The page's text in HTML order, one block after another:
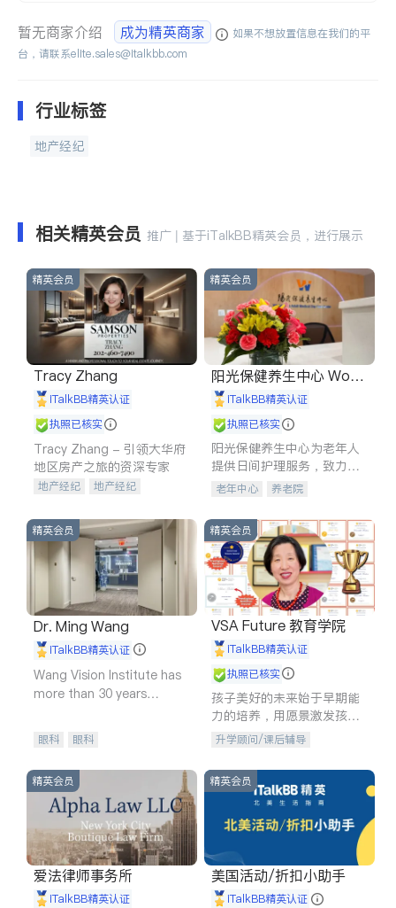
暂无商家介绍 成为精英商家
如果不想放置信息在我们的平
台，请联系elite.sales@italkbb.com
行业标签
地产经纪
相关精英会员 推广 | 基于iTalkBB精英会员，进行展示
精英会员
Tracy Zhang
iTalkBB精英认证
执照已核实
Tracy Zhang - 引领大华府
地区房产之旅的资深专家
地产经纪
地产经纪
商铺租售
开发商建商
精英会员
阳光保健养生中心 World
shine
iTalkBB精英认证
执照已核实
阳光保健养生中心为老年人
提供日间护理服务，致力于
通过持续的护理创新来有效
老年中心 养老院
精英会员
Dr. Ming Wang
iTalkBB精英认证
Wang Vision Institute has
more than 30 years
眼科 眼科
精英会员
VSA Future 教育学院
iTalkBB精英认证
执照已核实
孩子美好的未来始于早期能
力的培养，用愿景激发孩子
的学习潜力和动力。理念：
拥有成长型心态是成功的基
石。
升学顾问/课后辅导
精英会员
爱法律师事务所
iTalkBB精英认证
精英会员
美国活动/折扣小助手
iTalkBB精英认证